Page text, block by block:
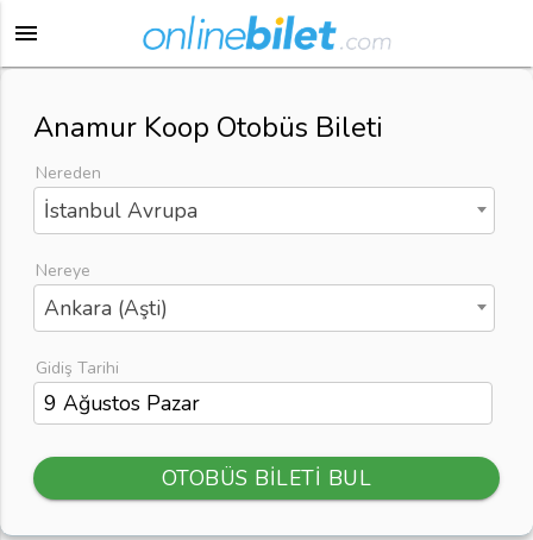
menu
Anamur Koop Otobüs Bileti
Nereden
İstanbul Avrupa
Nereye
Ankara (Aşti)
Gidiş Tarihi
OTOBÜS BİLETİ BUL